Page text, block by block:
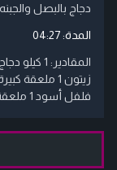
دجاج بالبصل والجبنه
المدة:04:27
فلفل أسود 1 ملعقة ....